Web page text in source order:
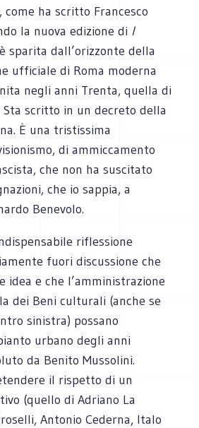
come ha scritto Francesco
la nuova edizione di I
sparita dall’orizzonte della
ufficiale di Roma moderna
negli anni Trenta, quella di
Sta scritto in un decreto della
È una tristissima
di ammiccamento
che non ha suscitato
che io sappia, a
Benevolo.
riflessione
fuori discussione che
idea e che l’amministrazione
dei Beni culturali (anche se
sinistra) possano
urbano degli anni
da Benito Mussolini.
il rispetto di un
(quello di Adriano La
Antonio Cederna, Italo